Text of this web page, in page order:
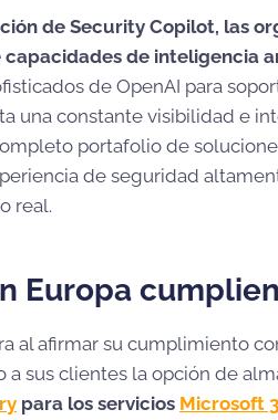
de Security Copilot, las
capacidades de inteligencia
de OpenAI para
una constante visibilidad e
portafolio de
de seguridad
real.
Europa
al afirmar su cumplimiento
a sus clientes la opción de
para los servicios Microsoft